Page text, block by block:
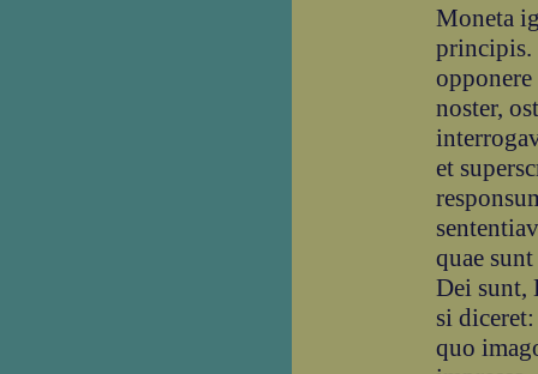
Moneta
principis.
noster,
et
quae
Dei sunt,
si
quo